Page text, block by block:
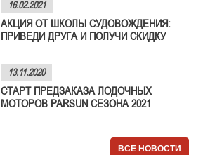
16.02.2021
АКЦИЯ ОТ ШКОЛЫ СУДОВОЖДЕНИЯ:
ПРИВЕДИ ДРУГА И ПОЛУЧИ СКИДКУ
13.11.2020
СТАРТ ПРЕДЗАКАЗА ЛОДОЧНЫХ
МОТОРОВ PARSUN СЕЗОНА 2021
ВСЕ НОВОСТИ